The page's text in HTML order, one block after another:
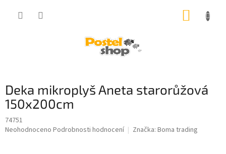
Deka mikroplyš Aneta starorůžová
150x200cm
74751
Průměrné
Neohodnoceno Podrobnosti hodnocení Značka: Boma trading